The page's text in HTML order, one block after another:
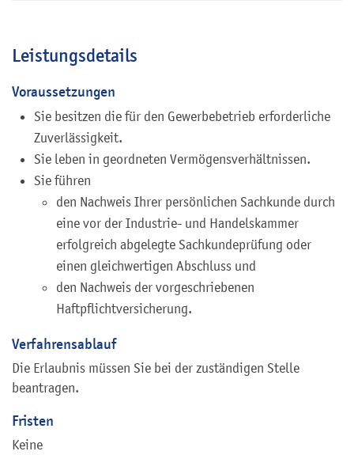
Leistungsdetails
Voraussetzungen
Sie besitzen die für den Gewerbebetrieb erforderliche
Zuverlässigkeit.
Sie leben in geordneten Vermögensverhältnissen.
Sie führen
den Nachweis Ihrer persönlichen Sachkunde durch
eine vor der Industrie- und Handelskammer
erfolgreich abgelegte Sachkundeprüfung oder
einen gleichwertigen Abschluss und
den Nachweis der vorgeschriebenen
Haftpflichtversicherung.
Verfahrensablauf
Die Erlaubnis müssen Sie bei der zuständigen Stelle
beantragen.
Fristen
Keine